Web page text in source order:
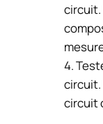
circuit.
4.
circuit.
circuit